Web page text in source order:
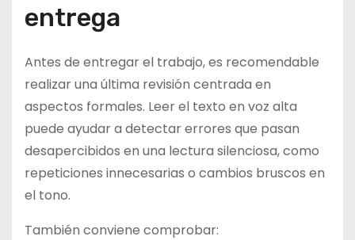
entrega
Antes de entregar el trabajo, es recomendable
realizar una última revisión centrada en
aspectos formales. Leer el texto en voz alta
puede ayudar a detectar errores que pasan
desapercibidos en una lectura silenciosa, como
repeticiones innecesarias o cambios bruscos en
el tono.
También conviene comprobar: